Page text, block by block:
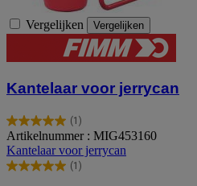
Vergelijken Vergelijken
Kantelaar voor jerrycan
(1)
5.0
van
de
5
Artikelnummer : MIG453160
Kantelaar voor jerrycan
(1)
5.0